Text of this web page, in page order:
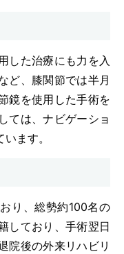
した治療にも力を入
ど、膝関節では半月
鏡を使用した手術を
ては、ナビゲーショ
ます。
り、総勢約100名の
しており、手術翌日
院後の外来リハビリ